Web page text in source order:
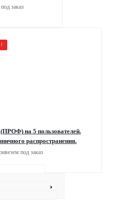
заказ
на 5 пользователей.
распространения.
под заказ
Как купить